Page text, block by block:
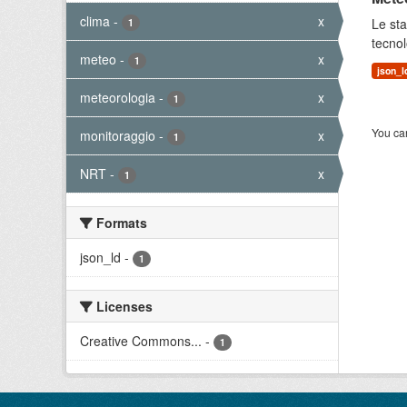
clima - 1 x
meteo - 1 x
meteorologia - 1 x
monitoraggio - 1 x
NRT - 1 x
Formats
json_ld - 1
Licenses
Creative Commons... - 1
Le
You